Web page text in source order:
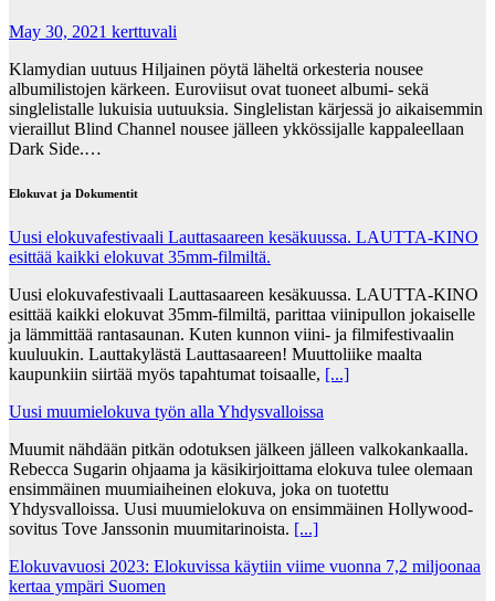
May 30, 2021 kerttuvali
Klamydian uutuus Hiljainen pöytä läheltä orkesteria nousee
albumilistojen kärkeen. Euroviisut ovat tuoneet albumi- sekä
singlelistalle lukuisia uutuuksia. Singlelistan kärjessä jo aikaisemmin
vieraillut Blind Channel nousee jälleen ykkössijalle kappaleellaan
Dark Side.…
Elokuvat ja Dokumentit
Uusi elokuvafestivaali Lauttasaareen kesäkuussa. LAUTTA-KINO
esittää kaikki elokuvat 35mm-filmiltä.
Uusi elokuvafestivaali Lauttasaareen kesäkuussa. LAUTTA-KINO
esittää kaikki elokuvat 35mm-filmiltä, parittaa viinipullon jokaiselle
ja lämmittää rantasaunan. Kuten kunnon viini- ja filmifestivaalin
kuuluukin. Lauttakylästä Lauttasaareen! Muuttoliike maalta
kaupunkiin siirtää myös tapahtumat toisaalle, [...]
Uusi muumielokuva työn alla Yhdysvalloissa
Muumit nähdään pitkän odotuksen jälkeen jälleen valkokankaalla.
Rebecca Sugarin ohjaama ja käsikirjoittama elokuva tulee olemaan
ensimmäinen muumiaiheinen elokuva, joka on tuotettu
Yhdysvalloissa. Uusi muumielokuva on ensimmäinen Hollywood-
sovitus Tove Janssonin muumitarinoista. [...]
Elokuvavuosi 2023: Elokuvissa käytiin viime vuonna 7,2 miljoonaa
kertaa ympäri Suomen